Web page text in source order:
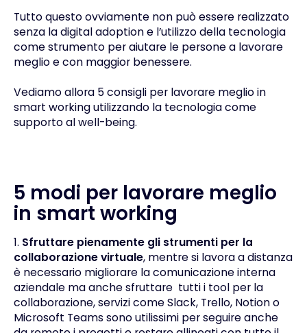
Tutto questo ovviamente non può essere realizzato
senza la digital adoption e l’utilizzo della tecnologia
come strumento per aiutare le persone a lavorare
meglio e con maggior benessere.
Vediamo allora 5 consigli per lavorare meglio in
smart working utilizzando la tecnologia come
supporto al well-being.
5 modi per lavorare meglio
in smart working
1. Sfruttare pienamente gli strumenti per la
collaborazione virtuale, mentre si lavora a distanza
è necessario migliorare lacomunicazione interna
aziendale ma anche sfruttare tutti i tool per la
collaborazione, servizi come Slack, Trello, Notion o
Microsoft Teamssono utilissimi per seguire anche